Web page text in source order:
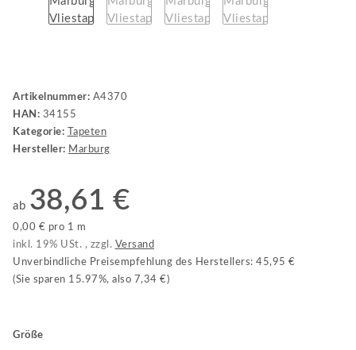
Artikelnummer: A4370
HAN: 34155
Kategorie:
Tapeten
Hersteller: Marburg
ab 38,61 €
0,00 € pro 1 m
inkl. 19% USt. , zzgl. Versand
Unverbindliche Preisempfehlung des Herstellers: 45,95 €
(Sie sparen 15.97%, also 7,34 €)
Größe